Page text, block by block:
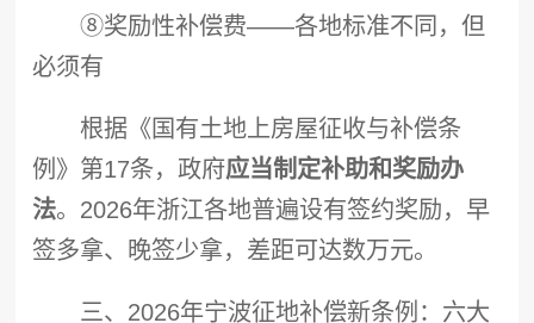
⑧奖励性补偿费——各地标准不同，但
必须有
根据《国有土地上房屋征收与补偿条
例》第17条，政府应当制定补助和奖励办
法。2026年浙江各地普遍设有签约奖励，早
签多拿、晚签少拿，差距可达数万元。
三、2026年宁波征地补偿新条例：六大